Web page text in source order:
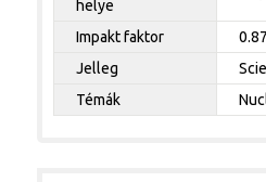
helye
Impakt faktor
Jelleg
Témák